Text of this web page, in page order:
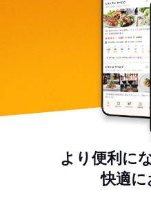
より便利に
快適に